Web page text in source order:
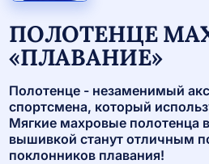
ПОЛОТЕНЦЕ
«ПЛАВАНИЕ»
Полотенце - незаменимый
спортсмена, который
Мягкие махровые полотенца
вышивкой станут отличным
поклонников плавания!